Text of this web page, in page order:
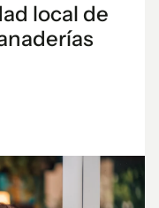
local de